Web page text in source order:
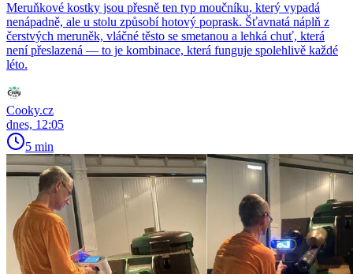
Meruňkové kostky jsou přesně ten typ moučníku, který vypadá
nenápadně, ale u stolu způsobí hotový poprask. Šťavnatá náplň z
čerstvých meruněk, vláčné těsto se smetanou a lehká chuť, která
není přeslazená — to je kombinace, která funguje spolehlivě každé
léto.
Cooky.cz
dnes, 12:05
5 min